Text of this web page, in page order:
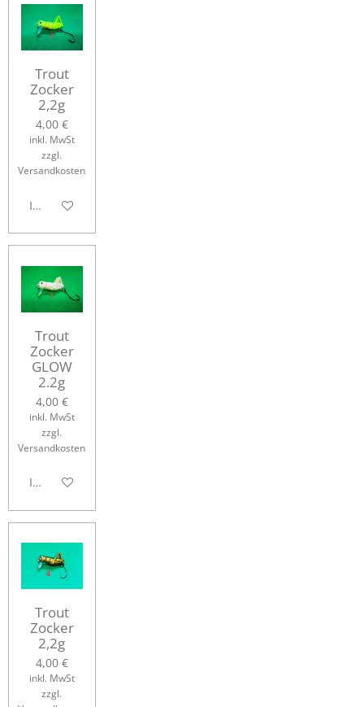
Trout
Zocker
2,2g
4,00 €
inkl. MwSt
zzgl.
Versandkosten
In den Warenkorb
Trout
Zocker
GLOW
2.2g
4,00 €
inkl. MwSt
zzgl.
Versandkosten
In den Warenkorb
Trout
Zocker
2,2g
4,00 €
inkl. MwSt
zzgl.